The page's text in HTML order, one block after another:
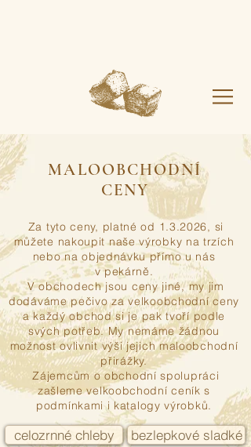
MALOOBCHODNÍ
CENY
Za tyto ceny, platné od 1.3.2026, si
můžete nakoupit naše výrobky na trzích
nebo na objednávku přímo u nás
v pekárně.
V obchodech jsou ceny jiné, my jim
dodáváme pečivo za velkoobchodní ceny
a každý obchod si je pak tvoří podle
svých potřeb. My nemáme žádnou
možnost ovlivnit výši jejich maloobchodní
přirážky.
Zájemcům o obchodní spolupráci
zašleme velkoobchodní ceník s
podmínkami i katalogy výrobků.
celozrnné chleby
bezlepkové sladké